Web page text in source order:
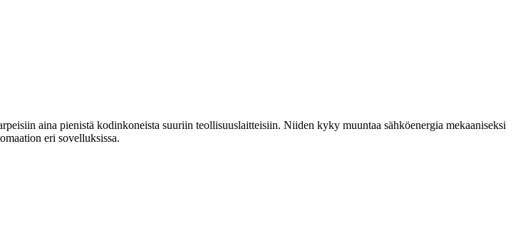
aina pienistä kodinkoneista suuriin teollisuuslaitteisiin. Niiden kyky muuntaa sähköenergia mekaaniseksi
eri sovelluksissa.